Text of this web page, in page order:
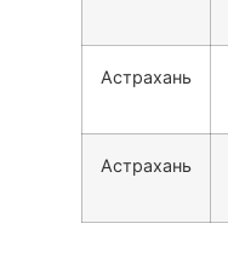
Астрахань
Астрахань